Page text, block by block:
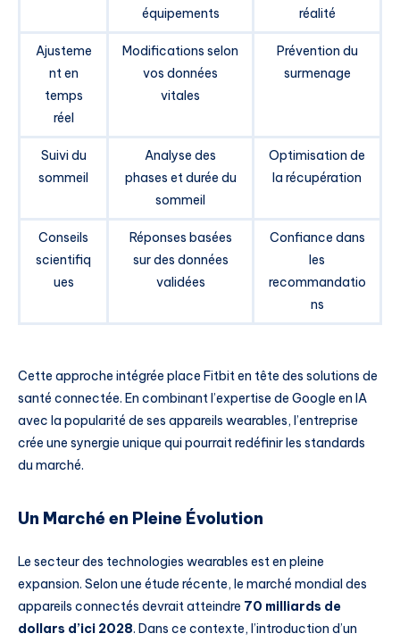
équipements
réalité
Ajusteme
nt en
temps
réel
Modifications selon
vos données
vitales
Prévention du
surmenage
Suivi du
sommeil
Analyse des
phases et durée du
sommeil
Optimisation de
la récupération
Conseils
scientifiq
ues
Réponses basées
sur des données
validées
Confiance dans
les
recommandatio
ns
Cette approche intégrée place Fitbit en tête des solutions de
santé connectée. En combinant l’expertise de Google en IA
avec la popularité de ses appareils wearables, l’entreprise
crée une synergie unique qui pourrait redéfinir les standards
du marché.
Un Marché en Pleine Évolution
Le secteur des technologies wearables est en pleine
expansion. Selon une étude récente, le marché mondial des
appareils connectés devrait atteindre 70 milliards de
dollars d’ici 2028. Dans ce contexte, l’introduction d’un